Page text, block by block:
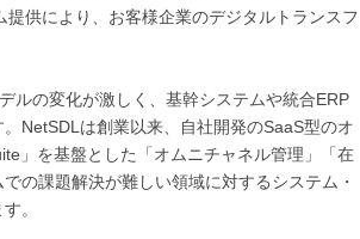
供により、お客様企業のデジタルトランスフ
ルの変化が激しく、基幹システムや統合ERP
NetSDLは創業以来、自社開発のSaaS型のオ
」を基盤とした「オムニチャネル管理」「在
の課題解決が難しい領域に対するシステム・
。